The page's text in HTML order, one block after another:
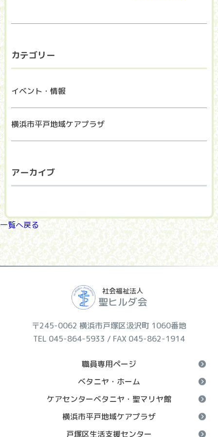
カテゴリー
イベント・情報
横浜市平戸地域ケアプラザ
アーカイブ
一覧へ戻る
社会福祉法人
聖ヒルダ会
〒245-0062 横浜市戸塚区汲沢町 1060番地
TEL 045-864-5933 / FAX 045-862-1914
職員専用ページ
ベタニヤ・ホーム
ケアセンターベタニヤ・聖マリヤ館
横浜市平戸地域ケアプラザ
戸塚区生活支援センター